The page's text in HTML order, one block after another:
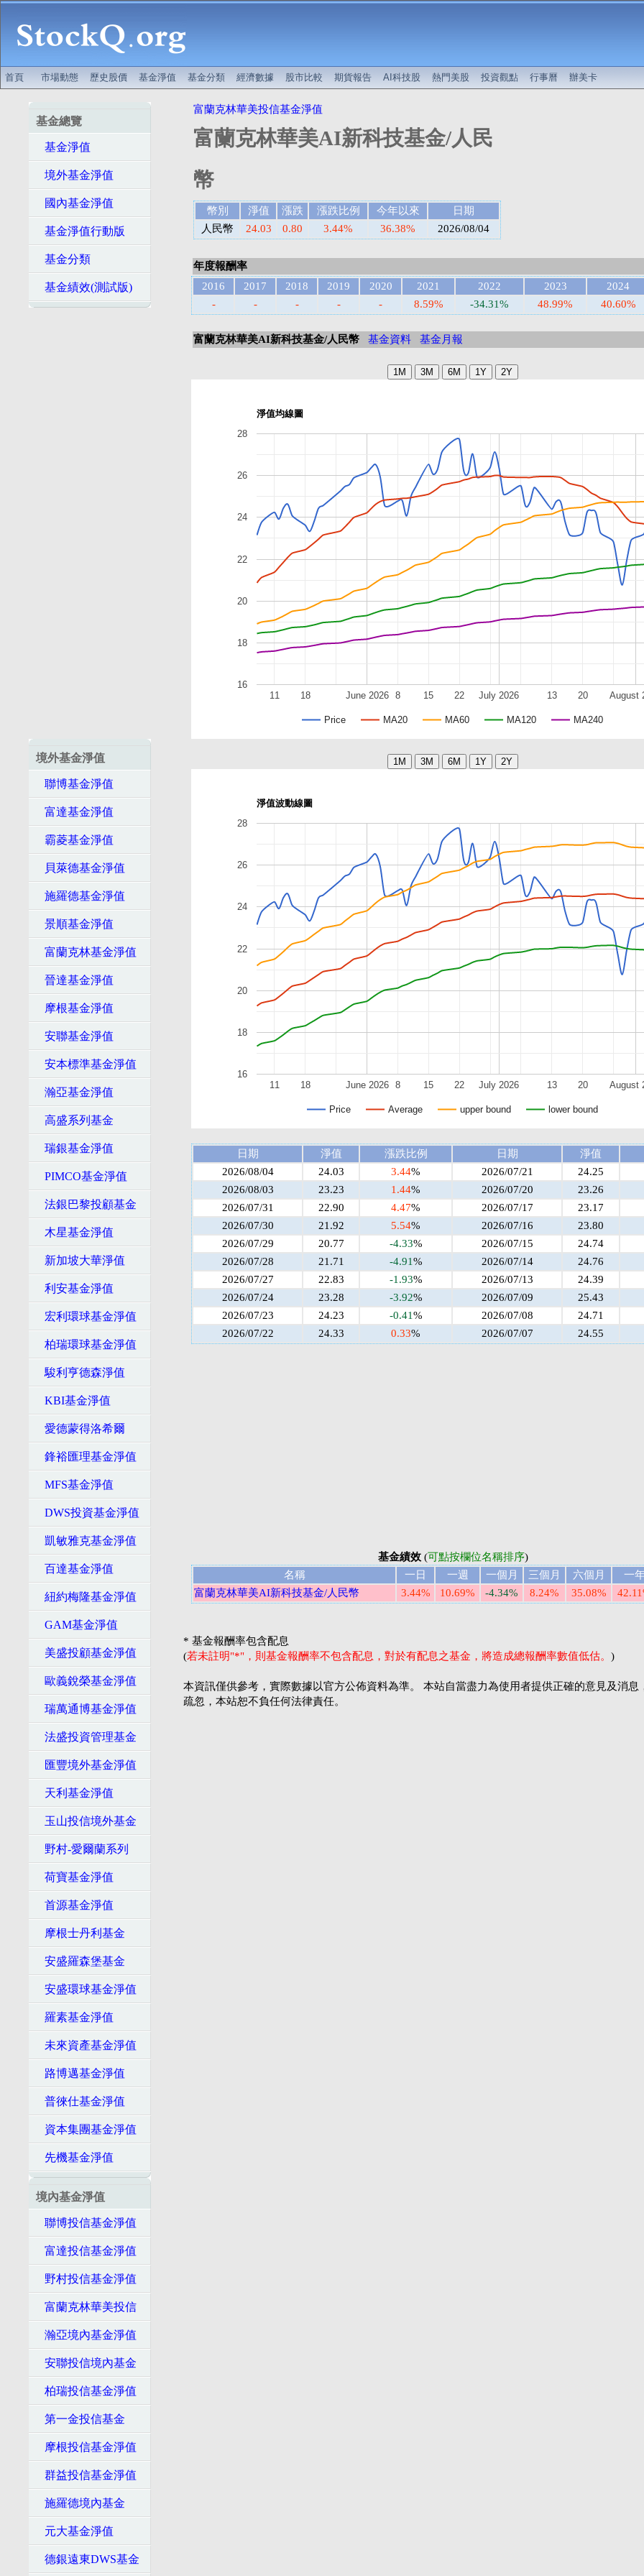
首頁 市場動態 歷史股價 基金淨值 基金分類 經濟數據 股市比較 期貨報告 AI科技股 熱門美股 投資觀點 行事曆 辦美卡
基金總覽
基金淨值
境外基金淨值
國內基金淨值
基金淨值行動版
基金分類
基金績效(測試版)
境外基金淨值
聯博基金淨值
富達基金淨值
霸菱基金淨值
貝萊德基金淨值
施羅德基金淨值
景順基金淨值
富蘭克林基金淨值
晉達基金淨值
摩根基金淨值
安聯基金淨值
安本標準基金淨值
瀚亞基金淨值
高盛系列基金
瑞銀基金淨值
PIMCO基金淨值
法銀巴黎投顧基金
木星基金淨值
新加坡大華淨值
利安基金淨值
宏利環球基金淨值
柏瑞環球基金淨值
駿利亨德森淨值
KBI基金淨值
愛德蒙得洛希爾
鋒裕匯理基金淨值
MFS基金淨值
DWS投資基金淨值
凱敏雅克基金淨值
百達基金淨值
紐約梅隆基金淨值
GAM基金淨值
美盛投顧基金淨值
歐義銳榮基金淨值
瑞萬通博基金淨值
法盛投資管理基金
匯豐境外基金淨值
天利基金淨值
玉山投信境外基金
野村-愛爾蘭系列
荷寶基金淨值
首源基金淨值
摩根士丹利基金
安盛羅森堡基金
安盛環球基金淨值
羅素基金淨值
未來資產基金淨值
路博邁基金淨值
普徠仕基金淨值
資本集團基金淨值
先機基金淨值
境內基金淨值
聯博投信基金淨值
富達投信基金淨值
野村投信基金淨值
富蘭克林華美投信
瀚亞境內基金淨值
安聯投信境內基金
柏瑞投信基金淨值
第一金投信基金
摩根投信基金淨值
群益投信基金淨值
施羅德境內基金
元大基金淨值
德銀遠東DWS基金
富蘭克林華美投信基金淨值
富蘭克林華美AI新科技基金/人民
幣
幣別 淨值 漲跌 漲跌比例 今年以來
日期
人民幣
24.03 0.80 3.44% 36.38% 2026/08/04
年度報酬率
2016
2017 2018 2019 2020 2021 2022 2023
2024
-
- - - - 8.59% -34.31% 48.99% 40.60%
富蘭克林華美AI新科技基金/人民幣 基金資料 基金月報
淨值均線圖
Price MA20 MA60 MA120 MA240
June 2026 July 2026 August
11 18 8 15 22 13 20
16
18
20
22
24
26
28
淨值波動線圖
Price Average upper bound lower bound
June 2026 July 2026 August
11 18 8 15 22 13 20
16
18
20
22
24
26
28
日期 淨值 漲跌比例 日期
淨值
2026/08/04
24.03 3.44% 2026/07/21
24.25
2026/08/03
23.23 1.44% 2026/07/20
23.26
2026/07/31
22.90 4.47% 2026/07/17
23.17
2026/07/30
21.92 5.54% 2026/07/16
23.80
2026/07/29
20.77 -4.33% 2026/07/15
24.74
2026/07/28
21.71 -4.91% 2026/07/14
24.76
2026/07/27
22.83 -1.93% 2026/07/13
24.39
2026/07/24
23.28 -3.92% 2026/07/09
25.43
2026/07/23
24.23 -0.41% 2026/07/08
24.71
2026/07/22
24.33 0.33% 2026/07/07 24.55
基金績效(可點按欄位名稱排序)
名稱
一日 一週 一個月 三個月 六個月
一
富蘭克林華美AI新科技基金/人民幣
3.44% 10.69% -4.34% 8.24% 35.08%
* 基金報酬率包含配息
(若未註明"*"，則基金報酬率不包含配息，對於有配息之基金，將造成總報酬率數值低估。 )
本資訊僅供參考，實際數據以官方公佈資料為準。 本站自當盡力為使用者提供正確的意見及消息
疏忽，本站恕不負任何法律責任。